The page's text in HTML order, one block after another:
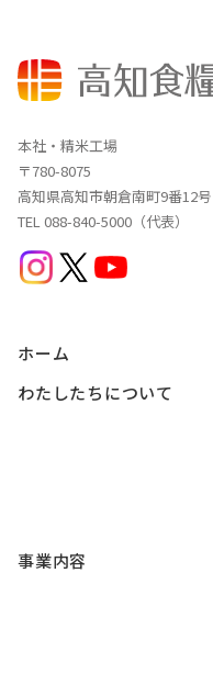
本社・精米工場
〒780-8075
高知県高知市朝倉南町9番12号
TEL 088-840-5000（代表）
ホーム
わたしたちについて
事業内容